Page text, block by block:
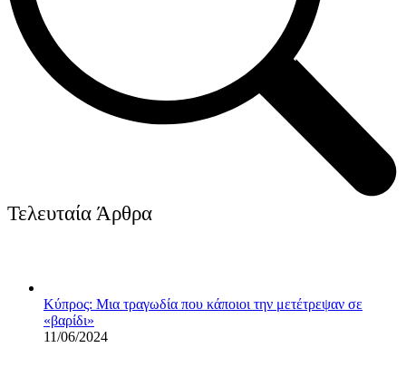
Τελευταία Άρθρα
Κύπρος: Μια τραγωδία που κάποιοι την μετέτρεψαν σε
«βαρίδι»
11/06/2024